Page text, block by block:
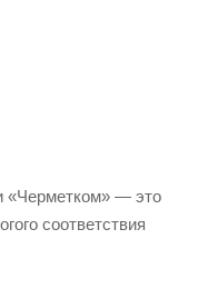
«Черметком» — это
соответствия